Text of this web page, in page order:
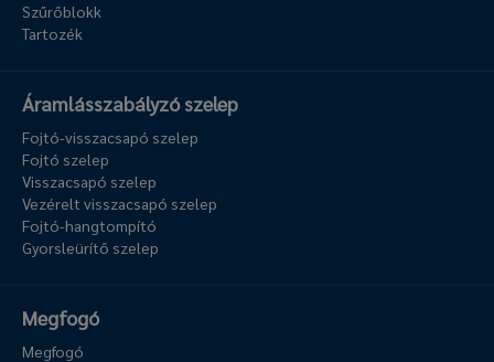
Szűrőblokk
Tartozék
Áramlásszabályzó szelep
Fojtó-visszacsapó szelep
Fojtó szelep
Visszacsapó szelep
Vezérelt visszacsapó szelep
Fojtó-hangtompító
Gyorsleürítő szelep
Megfogó
Megfogó